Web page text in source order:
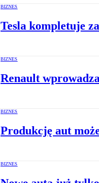
BIZNES
Tesla kompletuje
BIZNES
Renault
BIZNES
Produkcję aut
BIZNES